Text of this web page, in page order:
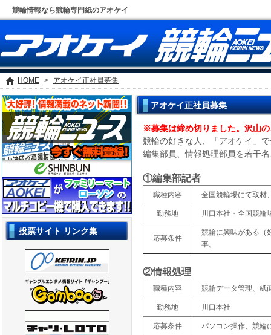
競輪情報なら競輪専門紙のアオケイ
HOME > アオケイ正社員募集
投票サイト リンク集
アオケイ正社員募集
※募集は締め切りました。沢山
競輪の好きな人、「アオケイ」
編集部員、情報処理部員を若干
①編集部記者
職種内容 全国競輪場にて取材
勤務地 川口本社・全国競輪
応募条件
競輪に興味がある（
事。
②情報処理
職種内容 競輪データ管理、紙
勤務地 川口本社
応募条件 パソコン操作、競輪